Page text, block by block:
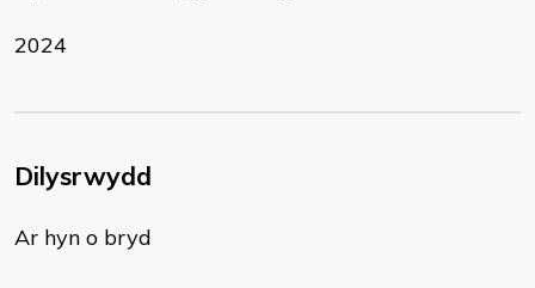
2024
Dilysrwydd
Ar hyn o bryd